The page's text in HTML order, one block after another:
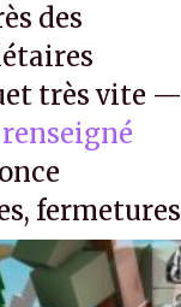
des
très vite —
fermetures
essorer